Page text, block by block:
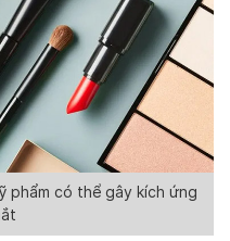
phẩm có thể gây kích ứng